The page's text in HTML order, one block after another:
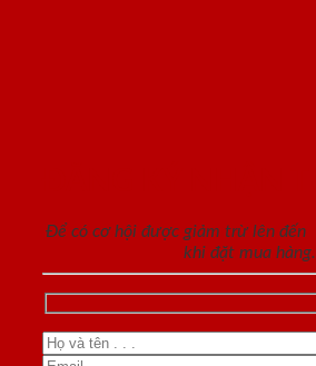
Để có cơ hội được giảm trừ lên đến
khi đặt mua hàng.